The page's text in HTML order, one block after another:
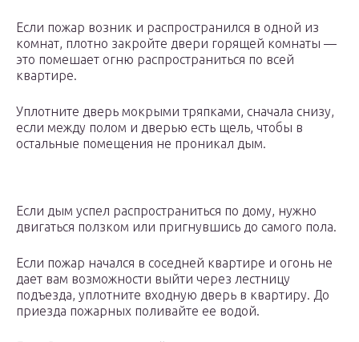
Если пожар возник и распространился в одной из
комнат, плотно закройте двери горящей комнаты —
это помешает огню распространиться по всей
квартире.
Уплотните дверь мокрыми тряпками, сначала снизу,
если между полом и дверью есть щель, чтобы в
остальные помещения не проникал дым.
Если дым успел распространиться по дому, нужно
двигаться ползком или пригнувшись до самого пола.
Если пожар начался в соседней квартире и огонь не
дает вам возможности выйти через лестницу
подъезда, уплотните входную дверь в квартиру. До
приезда пожарных поливайте ее водой.